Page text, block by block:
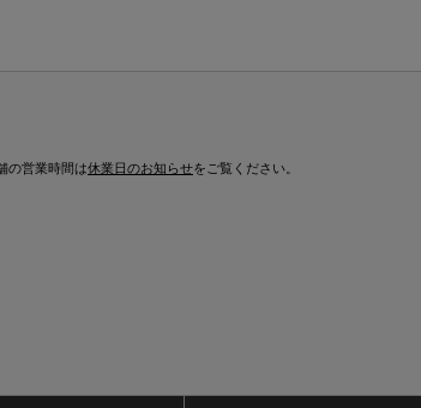
の営業時間は休業日のお知らせをご覧ください。